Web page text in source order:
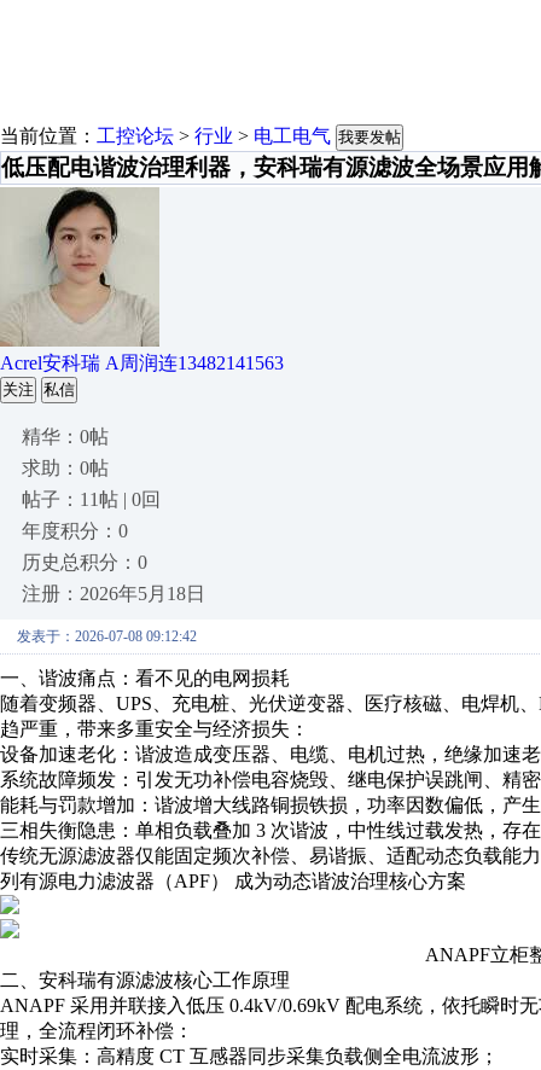
当前位置： 工控论坛 > 行业 > 电工电气 我要发帖
低压配电谐波治理利器，安科瑞有源滤波全场景应用
Acrel安科瑞 A周润连13482141563
关注 私信
精华：0帖
求助：0帖
帖子：11帖 | 0回
年度积分：0
历史总积分：0
注册：2026年5月18日
发表于：2026-07-08 09:12:42
一、谐波痛点：看不见的电网损耗
随着变频器、UPS、充电桩、光伏逆变器、医疗核磁、电焊机
趋严重，带来多重安全与经济损失：
设备加速老化：谐波造成变压器、电缆、电机过热，绝缘加速
系统故障频发：引发无功补偿电容烧毁、继电保护误跳闸、精
能耗与罚款增加：谐波增大线路铜损铁损，功率因数偏低，产
三相失衡隐患：单相负载叠加 3 次谐波，中性线过载发热，存
传统无源滤波器仅能固定频次补偿、易谐振、适配动态负载能
列有源电力滤波器（APF） 成为动态谐波治理核心方案
ANAPF立柜
二、安科瑞有源滤波核心工作原理
ANAPF 采用并联接入低压 0.4kV/0.69kV 配电系统，依托瞬时
理，全流程闭环补偿：
实时采集：高精度 CT 互感器同步采集负载侧全电流波形；